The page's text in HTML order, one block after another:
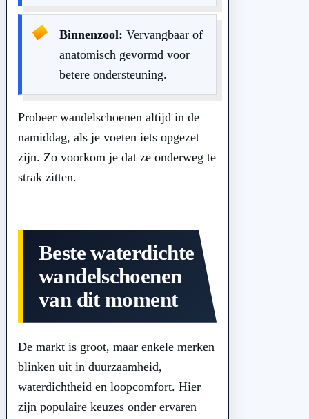
Binnenzool: Vervangbaar of
anatomisch gevormd voor
betere ondersteuning.
Probeer wandelschoenen altijd in de
namiddag, als je voeten iets opgezet
zijn. Zo voorkom je dat ze onderweg te
strak zitten.
Beste waterdichte
wandelschoenen
van dit moment
De markt is groot, maar enkele merken
blinken uit in duurzaamheid,
waterdichtheid en loopcomfort. Hier
zijn populaire keuzes onder ervaren